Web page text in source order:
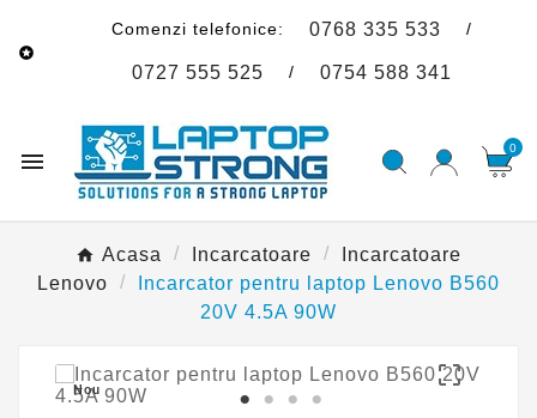

Comenzi telefonice: 0768 335 533
0727 555 525 / 0754 588 341
 0
Acasa Incarcatoare
Incarcatoare
Lenovo
Incarcator pentru laptop Lenovo B560
20V 4.5A 90W
Nou
